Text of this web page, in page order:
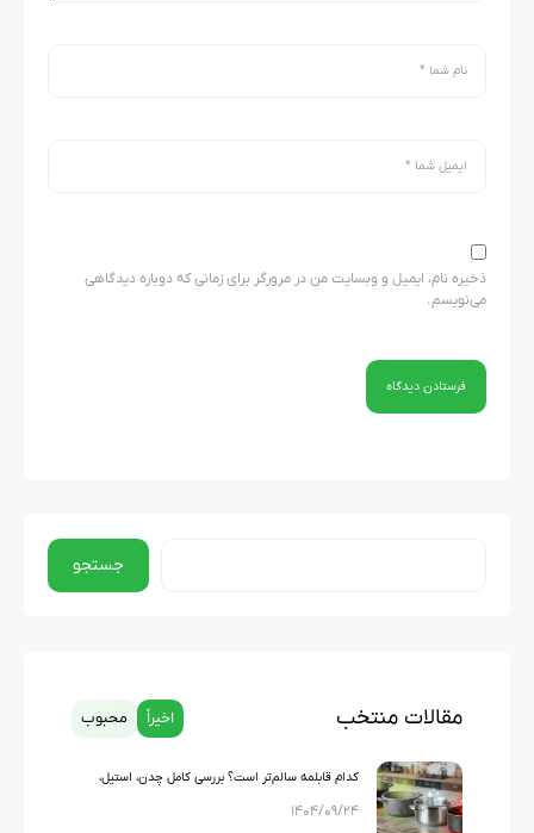
ذخیره نام، ایمیل و وبسایت من در مرورگر برای زمانی که دوباره دیدگاهی
می‌نویسم.
جستجو
مقالات منتخب اخیراً محبوب
کدام قابلمه سالم‌تر است؟ بررسی کامل چدن، استیل،
گرانیت و تفلون
۱۴۰۴/۰۹/۲۴